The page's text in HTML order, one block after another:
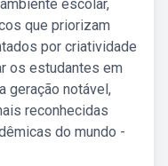
escolar,
que priorizam
por criatividade
os estudantes em
geração notável,
reconhecidas
do mundo -